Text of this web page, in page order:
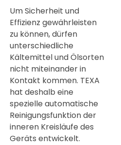
Um Sicherheit und
Effizienz gewährleisten
zu können, dürfen
unterschiedliche
Kältemittel und Ölsorten
nicht miteinander in
Kontakt kommen. TEXA
hat deshalb eine
spezielle automatische
Reinigungsfunktion der
inneren Kreisläufe des
Geräts entwickelt.